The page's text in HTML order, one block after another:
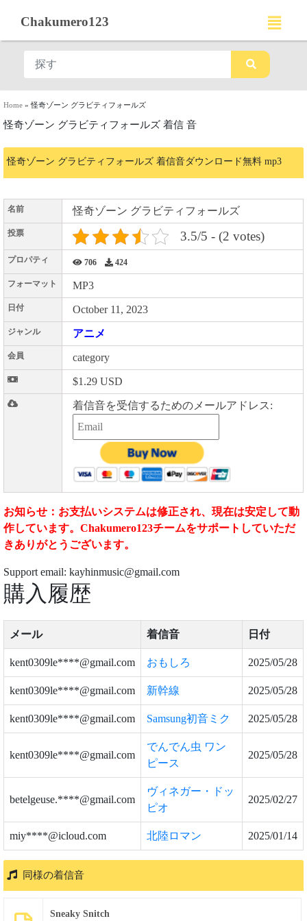
Chakumero123
Home »怪奇ゾーン グラビティフォールズ
怪奇ゾーン グラビティフォールズ 着信 音
怪奇ゾーン グラビティフォールズ 着信音ダウンロード無料 mp3
名前 怪奇ゾーン グラビティフォールズ
投票 3.5/5 - (2 votes)
プロパティ 706 424
フォーマット MP3
日付 October 11, 2023
ジャンル アニメ
会員 category
$1.29 USD
着信音を受信するためのメールアドレス:
お知らせ：お支払いシステムは修正され、現在は安定して動
作しています。Chakumero123チームをサポートしていただ
きありがとうございます。
Support email: kayhinmusic@gmail.com
購入履歴
メール 着信音 日付
kent0309le****@gmail.com おもしろ 2025/05/28
kent0309le****@gmail.com 新幹線 2025/05/28
kent0309le****@gmail.com Samsung初音ミク 2025/05/28
kent0309le****@gmail.com
でんでん虫 ワン
ピース
2025/05/28
betelgeuse.****@gmail.com
ヴィネガー・ドッ
ピオ
2025/02/27
miy****@icloud.com 北陸ロマン 2025/01/14
同様の着信音
Sneaky Snitch